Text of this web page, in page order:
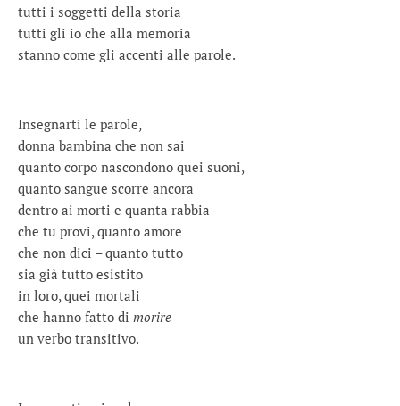
tutti i soggetti della storia
tutti gli io che alla memoria
stanno come gli accenti alle parole.
Insegnarti le parole,
donna bambina che non sai
quanto corpo nascondono quei suoni,
quanto sangue scorre ancora
dentro ai morti e quanta rabbia
che tu provi, quanto amore
che non dici – quanto tutto
sia già tutto esistito
in loro, quei mortali
che hanno fatto di morire
un verbo transitivo.